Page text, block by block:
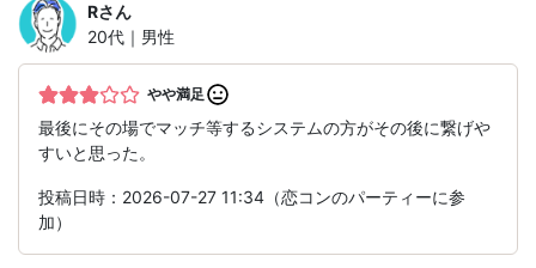
Rさん
20代｜男性
やや満足
最後にその場でマッチ等するシステムの方がその後に繋げや
すいと思った。
投稿日時：2026-07-27 11:34（恋コンのパーティーに参
加）